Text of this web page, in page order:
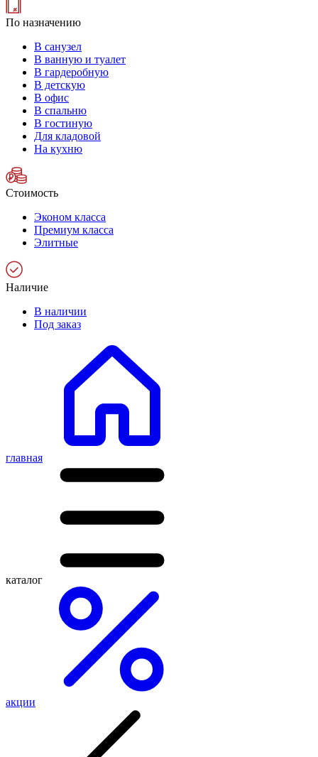
По назначению
В санузел
В ванную и туалет
В гардеробную
В детскую
В офис
В спальню
В гостиную
Для кладовой
На кухню
Стоимость
Эконом класса
Премиум класса
Элитные
Наличие
В наличии
Под заказ
главная
каталог
акции